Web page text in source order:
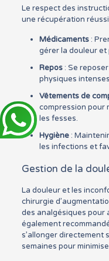
Le respect des
une récupération
Médicaments:
gérer la douleur
Repos: Se
physiques
Vêtements de
compression pour
les fesses.
Hygiène:
les infections et
Gestion de la
La douleur et les
chirurgie
des analgésiques pour
également
s’allonger directement
semaines pour